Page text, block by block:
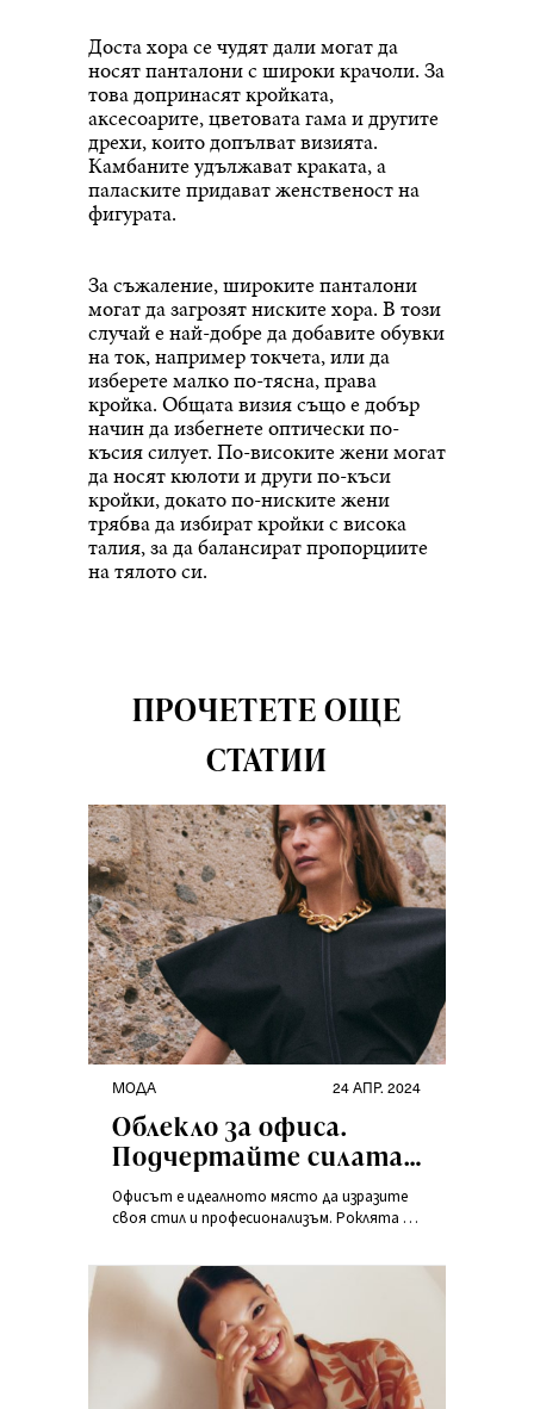
Доста хора се чудят дали могат да
носят панталони с широки крачоли. За
това допринасят кройката,
аксесоарите, цветовата гама и другите
дрехи, които допълват визията.
Камбаните удължават краката, а
паласките придават женственост на
фигурата.
За съжаление, широките панталони
могат да загрозят ниските хора. В този
случай е най-добре да добавите обувки
на ток, например токчета, или да
изберете малко по-тясна, права
кройка. Общата визия също е добър
начин да избегнете оптически по-
късия силует. По-високите жени могат
да носят кюлоти и други по-къси
кройки, докато по-ниските жени
трябва да избират кройки с висока
талия, за да балансират пропорциите
на тялото си.
ПРОЧЕТЕТЕ ОЩЕ
СТАТИИ
МОДА 24 АПР. 2024
Облекло за офиса.
Подчертайте силата
си с него!
Офисът е идеалното място да изразите
своя стил и професионализъм. Роклята за
сте сигурни как да я оформите, за да се
представите с класа?Разгледайте
възможностите си.